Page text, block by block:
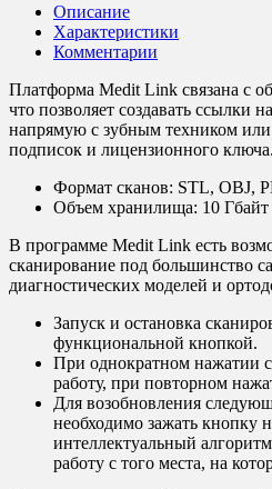
Описание
Характеристики
Комментарии
Платформа Medit Link связана с
что позволяет создавать ссылки
напрямую с зубным техником или
подписок и лицензионного ключа.
Формат сканов: STL, OBJ,
Объем хранилища: 10 Гбайт
В программе Medit Link есть
сканирование под большинство
диагностических моделей и
Запуск и остановка
функциональной кнопкой.
При однократном нажатии
работу, при повторном
Для возобновления
необходимо зажать кнопку
интеллектуальный
работу с того места, на